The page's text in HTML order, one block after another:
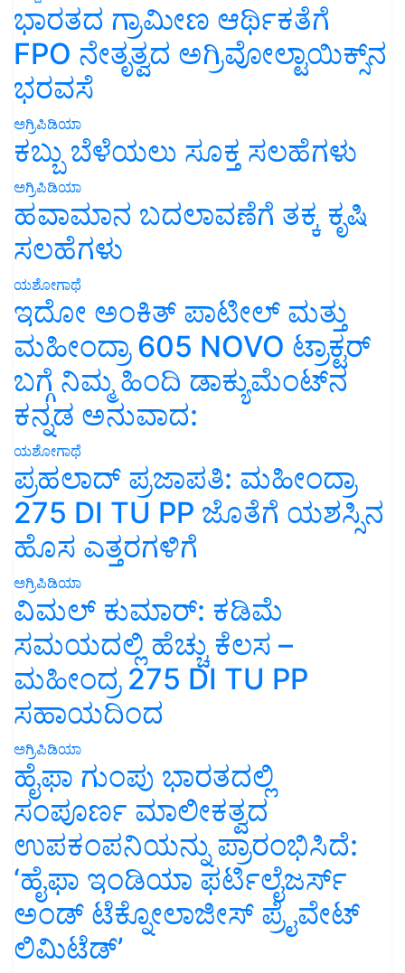
ಭಾರತದ ಗ್ರಾಮೀಣ ಆರ್ಥಿಕತೆಗೆ
FPO ನೇತೃತ್ವದ ಅಗ್ರಿವೋಲ್ಟಾಯಿಕ್ಸ್‌ನ
ಭರವಸೆ
ಅಗ್ರಿಪಿಡಿಯಾ
ಕಬ್ಬು ಬೆಳೆಯಲು ಸೂಕ್ತ ಸಲಹೆಗಳು
ಅಗ್ರಿಪಿಡಿಯಾ
ಹವಾಮಾನ ಬದಲಾವಣೆಗೆ ತಕ್ಕ ಕೃಷಿ
ಸಲಹೆಗಳು
ಯಶೋಗಾಥೆ
ಇದೋ ಅಂಕಿತ್ ಪಾಟೀಲ್ ಮತ್ತು
ಮಹೀಂದ್ರಾ 605 NOVO ಟ್ರಾಕ್ಟರ್
ಬಗ್ಗೆ ನಿಮ್ಮ ಹಿಂದಿ ಡಾಕ್ಯುಮೆಂಟ್‌ನ
ಕನ್ನಡ ಅನುವಾದ:
ಯಶೋಗಾಥೆ
ಪ್ರಹಲಾದ್ ಪ್ರಜಾಪತಿ: ಮಹೀಂದ್ರಾ
275 DI TU PP ಜೊತೆಗೆ ಯಶಸ್ಸಿನ
ಹೊಸ ಎತ್ತರಗಳಿಗೆ
ಅಗ್ರಿಪಿಡಿಯಾ
ವಿಮಲ್ ಕುಮಾರ್: ಕಡಿಮೆ
ಸಮಯದಲ್ಲಿ ಹೆಚ್ಚು ಕೆಲಸ –
ಮಹೀಂದ್ರ 275 DI TU PP
ಸಹಾಯದಿಂದ
ಅಗ್ರಿಪಿಡಿಯಾ
ಹೈಫಾ ಗುಂಪು ಭಾರತದಲ್ಲಿ
ಸಂಪೂರ್ಣ ಮಾಲೀಕತ್ವದ
ಉಪಕಂಪನಿಯನ್ನು ಪ್ರಾರಂಭಿಸಿದೆ:
‘ಹೈಫಾ ಇಂಡಿಯಾ ಫರ್ಟಿಲೈಜರ್ಸ್
ಅಂಡ್ ಟೆಕ್ನೋಲಾಜೀಸ್ ಪ್ರೈವೇಟ್
ಲಿಮಿಟೆಡ್’